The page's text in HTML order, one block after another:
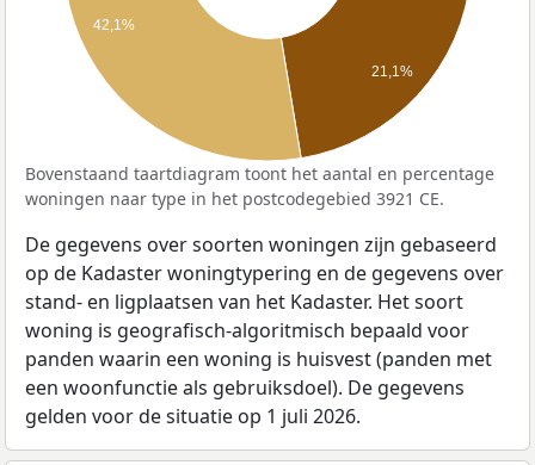
21,1%
42,1%
Bovenstaand taartdiagram toont het aantal en percentage
woningen naar type in het postcodegebied 3921 CE.
De gegevens over soorten woningen zijn gebaseerd
op de Kadaster woningtypering en de gegevens over
stand- en ligplaatsen van het Kadaster. Het soort
woning is geografisch-algoritmisch bepaald voor
panden waarin een woning is huisvest (panden met
een woonfunctie als gebruiksdoel). De gegevens
gelden voor de situatie op 1 juli 2026.